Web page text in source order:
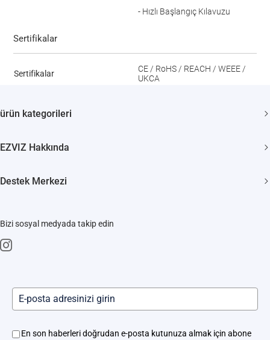
- Hızlı Başlangıç Kılavuzu
Sertifikalar
Sertifikalar
CE / RoHS / REACH / WEEE /
UKCA
ürün kategorileri
EZVIZ Hakkında
Haber odası
Trust Center
Destek Merkezi
İndir
Akıllı Kilit Servisleri
Yerinde Hizmet
Bizi sosyal medyada takip edin
En son haberleri doğrudan e-posta kutunuza almak için abone